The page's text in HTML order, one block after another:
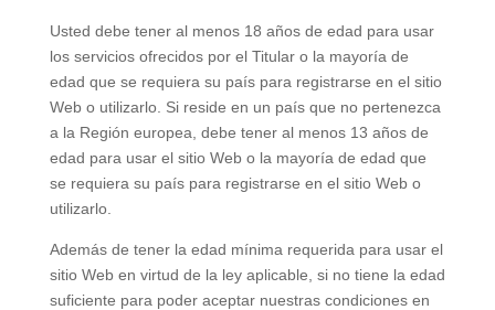
Usted debe tener al menos 18 años de edad para usar
los servicios ofrecidos por el Titular o la mayoría de
edad que se requiera su país para registrarse en el sitio
Web o utilizarlo. Si reside en un país que no pertenezca
a la Región europea, debe tener al menos 13 años de
edad para usar el sitio Web o la mayoría de edad que
se requiera su país para registrarse en el sitio Web o
utilizarlo.
Además de tener la edad mínima requerida para usar el
sitio Web en virtud de la ley aplicable, si no tiene la edad
suficiente para poder aceptar nuestras condiciones en